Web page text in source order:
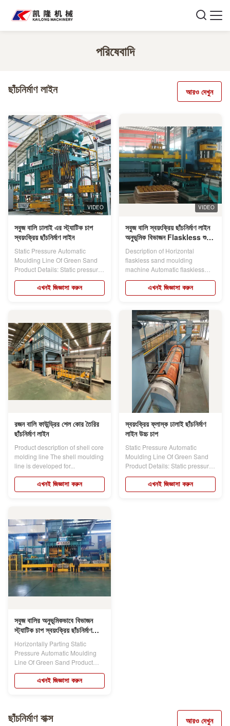
পরিষেবাদি
ছাঁচনির্মাণ লাইন আরও দেখুন
VIDEO
সবুজ বালি ঢালাই এর স্ট্যাটিক চাপ
স্বয়ংক্রিয় ছাঁচনির্মাণ লাইন
Static Pressure Automatic
Moulding Line Of Green Sand
Product Details: Static pressure
moulding...
এখনই জিজ্ঞাসা করুন
VIDEO
সবুজ বালি স্বয়ংক্রিয় ছাঁচনির্মাণ লাইন
অনুভূমিক বিভাজন Flaskless শুটিং
স্কুইজিং
Description of Horizontal
flaskless sand moulding
machine Automatic flaskless
sand moulding...
এখনই জিজ্ঞাসা করুন
রজন বালি ফাউন্ড্রির শেল কোর তৈরির
ছাঁচনির্মাণ লাইন
Product description of shell core
molding line The shell moulding
line is developed for...
এখনই জিজ্ঞাসা করুন
স্বয়ংক্রিয় ফ্লাস্ক ঢালাই ছাঁচনির্মাণ
লাইন উচ্চ চাপ
Static Pressure Automatic
Moulding Line Of Green Sand
Product Details: Static pressure
moulding...
এখনই জিজ্ঞাসা করুন
সবুজ বালির অনুভূমিকভাবে বিভাজন
স্ট্যাটিক চাপ স্বয়ংক্রিয় ছাঁচনির্মাণ
লাইন
Horizontally Parting Static
Pressure Automatic Moulding
Line Of Green Sand Product
Details:...
এখনই জিজ্ঞাসা করুন
ছাঁচনির্মাণ বাক্স আরও দেখুন